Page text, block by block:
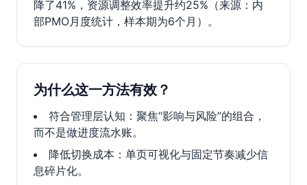
降了41%，资源调整效率提升约25%（来源：内
部PMO月度统计，样本期为6个月）。
为什么这一方法有效？
符合管理层认知：聚焦“影响与风险”的组合，
而不是做进度流水账。
降低切换成本：单页可视化与固定节奏减少信
息碎片化。